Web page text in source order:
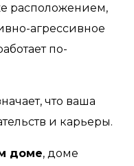
расположением,
агрессивное
по-
что ваша
и карьеры.
доме, доме